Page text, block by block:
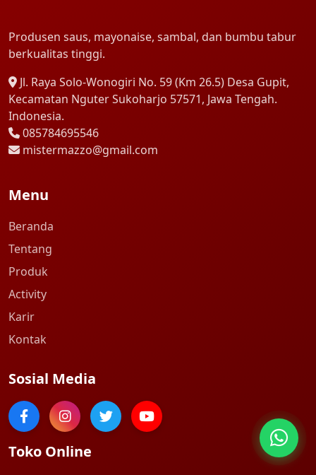
Produsen saus, mayonaise, sambal, dan bumbu tabur
berkualitas tinggi.
Jl. Raya Solo-Wonogiri No. 59 (Km 26.5) Desa Gupit,
Kecamatan Nguter Sukoharjo 57571, Jawa Tengah.
Indonesia.
085784695546
mistermazzo@gmail.com
Menu
Beranda
Tentang
Produk
Activity
Karir
Kontak
Sosial Media
Toko Online